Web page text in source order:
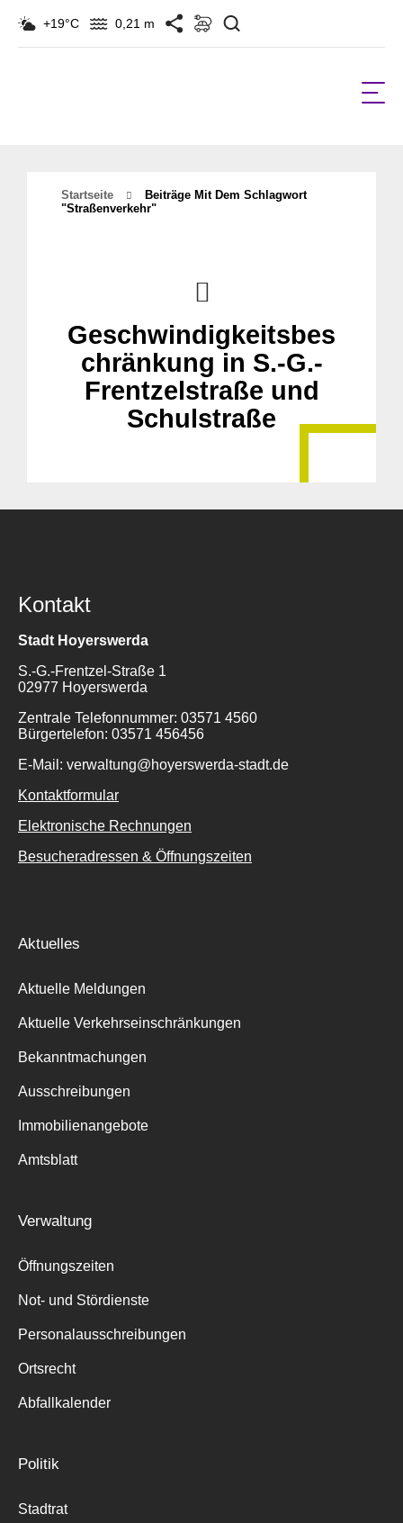
+19°C 0,21 m
Suche
Startseite
Beiträge Mit Dem Schlagwort
"straßenverkehr"
Geschwindigkeitsbes
chränkung in S.-G.-
Frentzelstraße und
Schulstraße
Kontakt
Stadt Hoyerswerda
S.-G.-Frentzel-Straße 1
02977 Hoyerswerda
Zentrale Telefonnummer: 03571 4560
Bürgertelefon: 03571 456456
E-Mail: verwaltung@hoyerswerda-stadt.de
Kontaktformular
Elektronische Rechnungen
Besucheradressen & Öffnungszeiten
Aktuelles
Aktuelle Meldungen
Aktuelle Verkehrseinschränkungen
Bekanntmachungen
Ausschreibungen
Immobilienangebote
Amtsblatt
Verwaltung
Öffnungszeiten
Not- und Stördienste
Personalausschreibungen
Ortsrecht
Abfallkalender
Politik
Stadtrat